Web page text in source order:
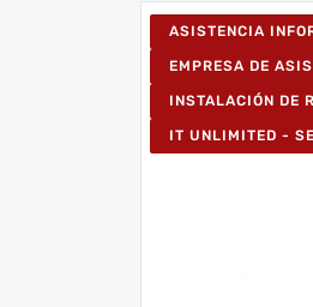
ASISTENCIA
EMPRESA DE
INSTALACIÓN DE
IT UNLIMITED -